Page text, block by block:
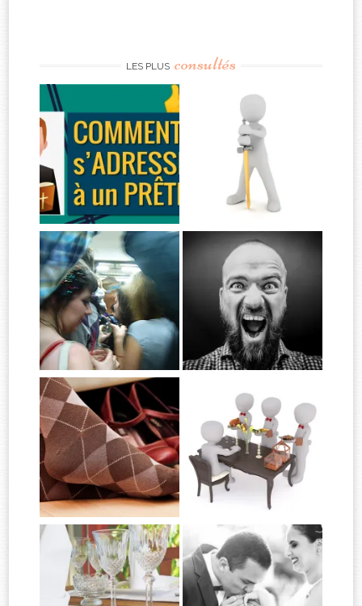
LES PLUS consultés